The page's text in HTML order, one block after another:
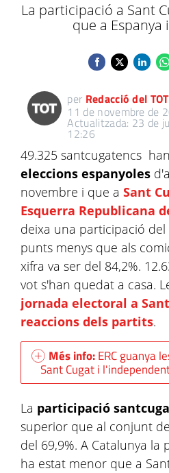
La participació a Sant
que a Espanya
per Redacció del TOT
11 de novembre de
Actualitzada: 23 de
12:26
49.325 santcugatencs
eleccions espanyoles
novembre i que a Sant
Esquerra Republicana
deixa una participació del
punts menys que als
xifra va ser del 84,2%.
vot s'han quedat a casa.
jornada electoral a
reaccions dels partits.
Més info:ERC guanya
Sant Cugat i
La participació
superior que al conjunt
del 69,9%. A Catalunya
ha estat menor que a